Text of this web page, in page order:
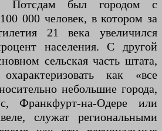
и Потсдам был городом с
000 человек, в котором за
21 века увеличился
населения. С другой
сельская часть штата,
как «все
небольшие города,
Франкфурт-на-Одере или
служат региональными